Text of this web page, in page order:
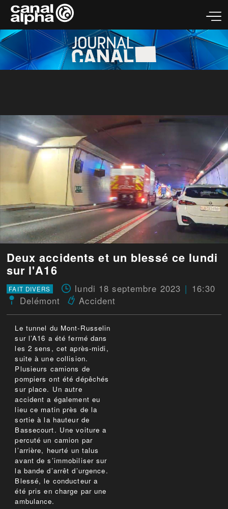
Deux accidents et un blessé ce lundi
sur l'A16
FAIT DIVERS lundi 18 septembre 2023
16:30
Delémont
Accident
Le tunnel du Mont-Russelin
sur l’A16 a été fermé dans
les 2 sens, cet après-midi,
suite à une collision.
Plusieurs camions de
pompiers ont été dépêchés
sur place. Un autre
accident a également eu
lieu ce matin près de la
sortie à la hauteur de
Bassecourt. Une voiture a
percuté un camion par
l’arrière, heurté un talus
avant de s’immobiliser sur
la bande d’arrêt d’urgence.
Blessé, le conducteur a
été pris en charge par une
ambulance.